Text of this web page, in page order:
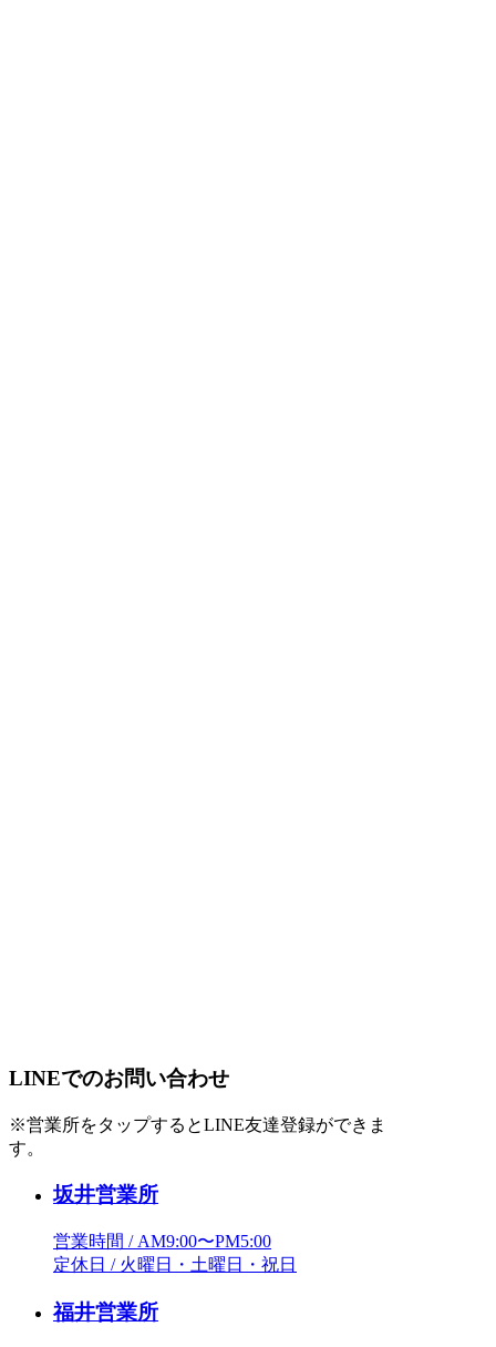
LINEでのお問い合わせ
※営業所をタップするとLINE友達登録ができま
す。
坂井営業所
営業時間 / AM9:00〜PM5:00
定休日 / 火曜日・土曜日・祝日
福井営業所